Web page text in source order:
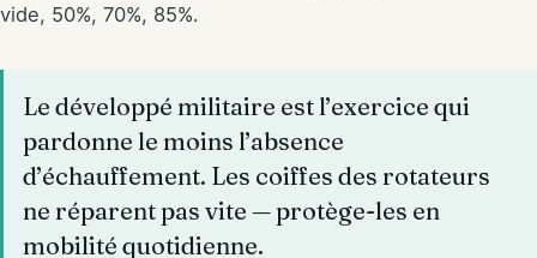
vide, 50%, 70%, 85%.
Le développé militaire est l’exercice qui
pardonne le moins l’absence
d’échauffement. Les coiffes des rotateurs
ne réparent pas vite — protège-les en
mobilité quotidienne.